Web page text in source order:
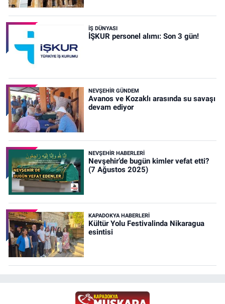
İŞ DÜNYASI
İŞKUR personel alımı: Son 3 gün!
NEVŞEHIR GÜNDEM
Avanos ve Kozaklı arasında su savaşı
devam ediyor
NEVŞEHIR HABERLERI
Nevşehir’de bugün kimler vefat etti?
(7 Ağustos 2025)
KAPADOKYA HABERLERI
Kültür Yolu Festivalinda Nikaragua
esintisi